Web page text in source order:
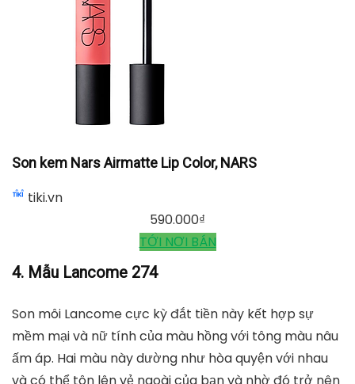
280.000₫
TỚI NƠI BÁN
Son kem Nars Airmatte Lip Color, NARS